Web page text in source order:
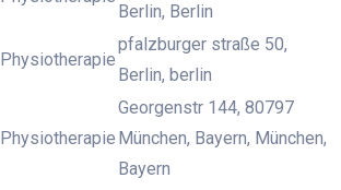
Berlin, Berlin
Physiotherapie
pfalzburger straße 50,
Berlin, berlin
Physiotherapie
Georgenstr 144, 80797
München, Bayern, München,
Bayern